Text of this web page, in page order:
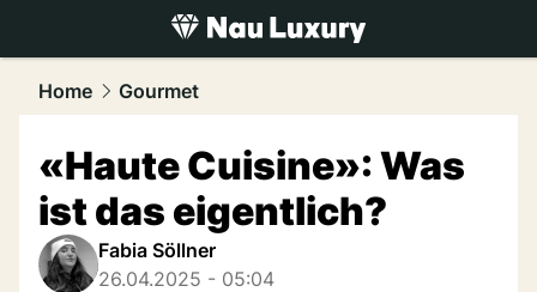
luxury.NAU.ch
Home Gourmet
«Haute Cuisine»: Was
ist das eigentlich?
Fabia Söllner
26.04.2025 - 05:04